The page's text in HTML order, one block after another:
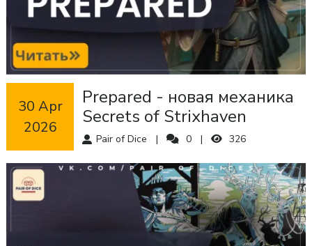
Pair of Dice 0 326
2026
Prepared - новая механика
Secrets of Strixhaven